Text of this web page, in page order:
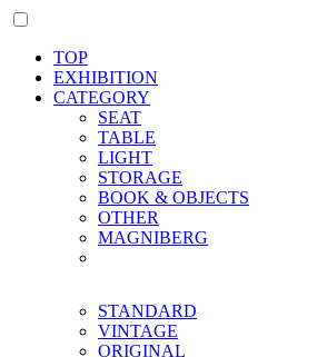
TOP
EXHIBITION
CATEGORY
SEAT
TABLE
LIGHT
STORAGE
BOOK & OBJECTS
OTHER
MAGNIBERG
STANDARD
VINTAGE
ORIGINAL